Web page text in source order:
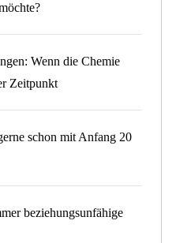
Wenn die Chemie
Zeitpunkt
schon mit Anfang 20
beziehungsunfähige